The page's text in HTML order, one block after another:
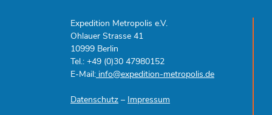
Expedition Metropolis e.V.
Ohlauer Strasse 41
10999 Berlin
Tel.: +49 (0)30 47980152
E-Mail: info@expedition-metropolis.de
Datenschutz – Impressum